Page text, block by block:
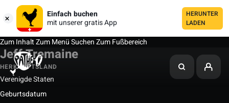
Einfach buchen
mit unserer gratis App
HERUNTER
LADEN
Zum InhaltZum MenüSuchenZum Fußbereich
Jeff Tremaine
HERKUNFTSLAND
Verenigde Staten
Geburtsdatum